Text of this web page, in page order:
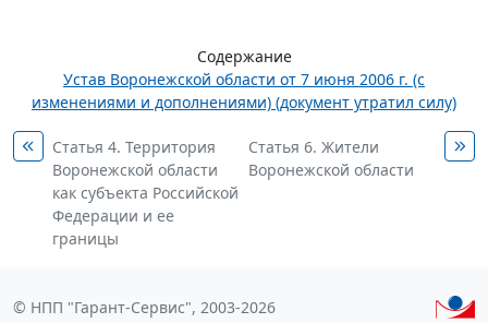
Содержание
Устав Воронежской области от 7 июня 2006 г. (с
изменениями и дополнениями) (документ утратил силу)
Статья 4. Территория
Воронежской области
как субъекта Российской
Федерации и ее
границы
Статья 6. Жители
Воронежской области
© НПП "Гарант-Сервис", 2003-2026